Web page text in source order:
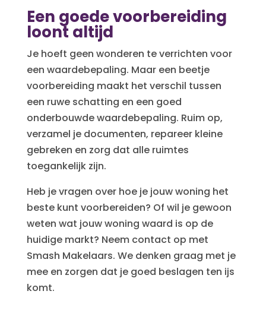
Een goede voorbereiding
loont altijd
Je hoeft geen wonderen te verrichten voor
een waardebepaling. Maar een beetje
voorbereiding maakt het verschil tussen
een ruwe schatting en een goed
onderbouwde waardebepaling. Ruim op,
verzamel je documenten, repareer kleine
gebreken en zorg dat alle ruimtes
toegankelijk zijn.
Heb je vragen over hoe je jouw woning het
beste kunt voorbereiden? Of wil je gewoon
weten wat jouw woning waard is op de
huidige markt? Neem contact op met
Smash Makelaars. We denken graag met je
mee en zorgen dat je goed beslagen ten ijs
komt.